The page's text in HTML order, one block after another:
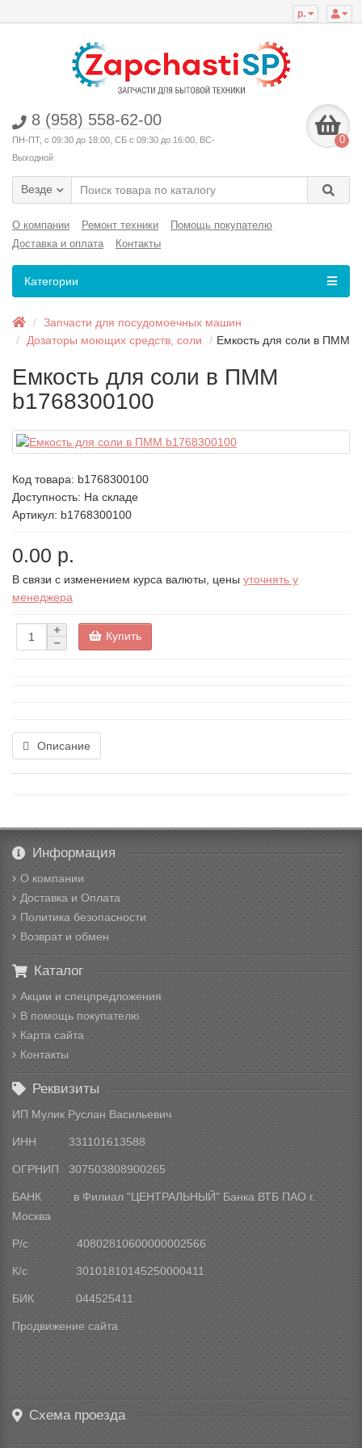
р.
8 (958) 558-62-00
ПН-ПТ, с 09:30 до 18:00, СБ с 09:30 до 16:00, ВС-
Выходной
0
Везде
О компании Ремонт техники
Помощь покупателю
Доставка и оплата
Контакты
Категории
Запчасти для посудомоечных машин
Дозаторы моющих средств, соли
Емкость для соли в ПММ
Емкость для соли в ПММ
b1768300100
Код товара: b1768300100
Доступность: На складе
Артикул: b1768300100
0.00 р.
В связи с изменением курса валюты, цены уточнять у
менеджера
Купить
Описание
Информация
О компании
Доставка и Оплата
Политика безопасности
Возврат и обмен
Каталог
Акции и спецпредложения
В помощь покупателю
Карта сайта
Контакты
Реквизиты
ИП Мулик Руслан Васильевич
ИНН 331101613588
ОГРНИП 307503808900265
БАНК в Филиал "ЦЕНТРАЛЬНЫЙ" Банка ВТБ ПАО г.
Москва
Р/с 40802810600000002566
К/с 30101810145250000411
БИК 044525411
Продвижение сайта
Схема проезда